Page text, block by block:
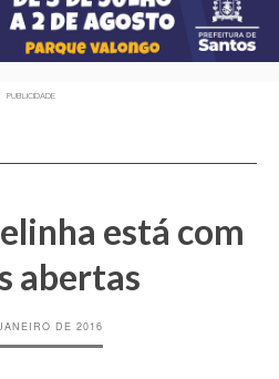
PUBLICIDADE
está com
abertas
DE 2016